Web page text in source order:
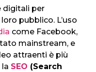
digitali per
pubblico. L’uso
come Facebook,
mainstream, e
attraenti è più
SEO (Search